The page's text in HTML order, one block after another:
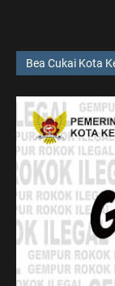
Bea Cukai Kota